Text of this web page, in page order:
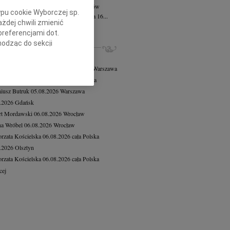
Kraków
smutkiem zawiadamiamy, że dnia 16...
NEKROLOGI, KONDOLENCJE
Warszawa
Warszawa
Butruk 05.08.2026Warszawa
Gdańsk
Mordawski 06.08.2026Wrocław
Wróbel 06.08.2026Wrocław
Kościelska06.08.2026cała Polska
Olsztyn
Kościelska06.08.2026cała Polska
cookie Wyborczej sp.
chwili zmienić
dot.
do sekcji
przeglądarki.
identyfikacji.
pomiar reklam i